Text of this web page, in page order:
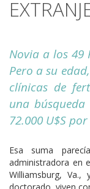
Novia a los 49
Pero a su
clínicas de
una
72.000 U$S
Esa suma
administradora en
Williamsburg,